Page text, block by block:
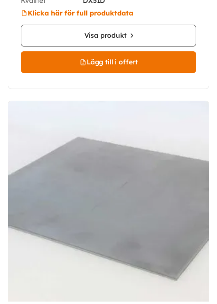
Klicka här för full produktdata
Visa produkt
Lägg till i offert